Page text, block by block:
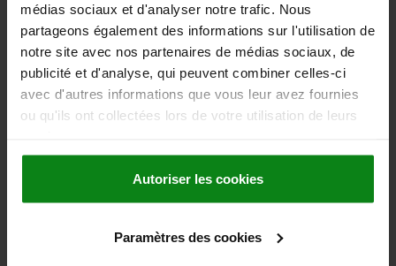
médias sociaux et d'analyser notre trafic. Nous
partageons également des informations sur l'utilisation de
notre site avec nos partenaires de médias sociaux, de
publicité et d'analyse, qui peuvent combiner celles-ci
avec d'autres informations que vous leur avez fournies
ou qu'ils ont collectées lors de votre utilisation de leurs
Autoriser les cookies
Paramètres des cookies
TÉLÉCHARGEMENTS
D'autres clients ont
également acheté